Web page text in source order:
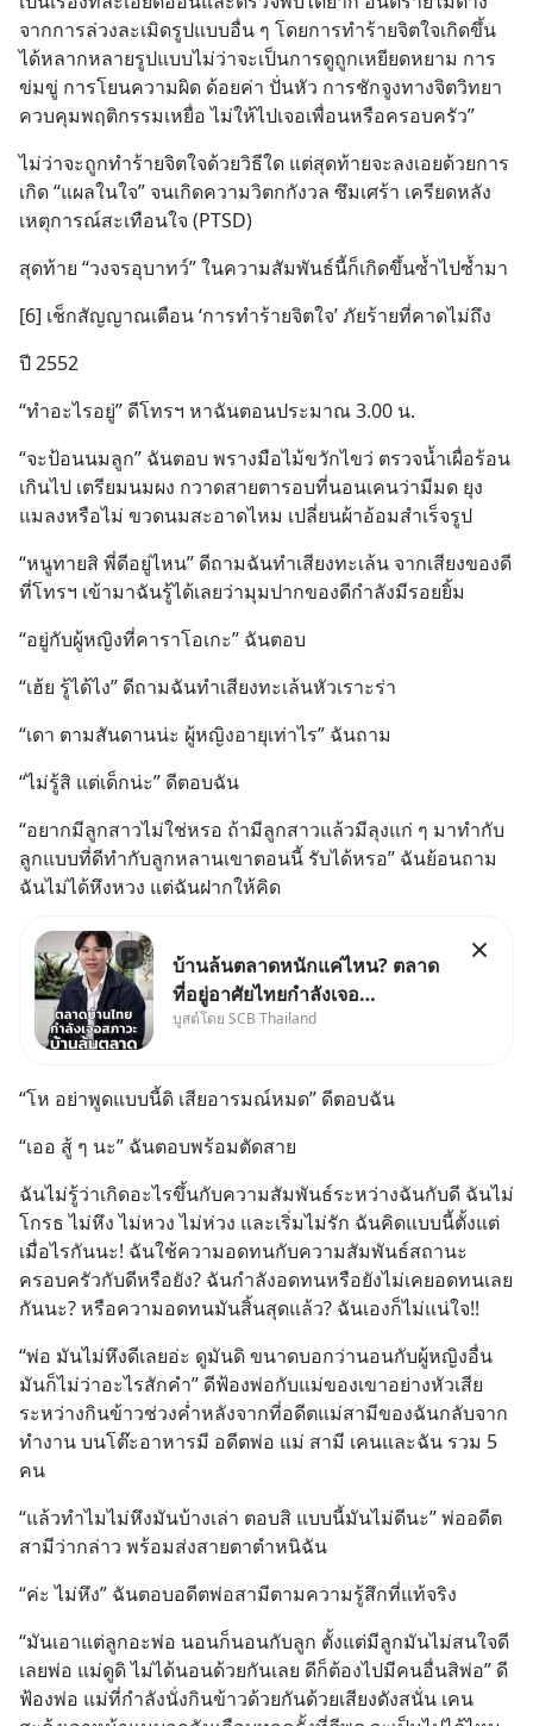
จากการล่วงละเมิดรูปแบบอื่น ๆ โดยการทำร้ายจิตใจเกิดขึ้น
ได้หลากหลายรูปแบบไม่ว่าจะเป็นการดูถูกเหยียดหยาม การ
ข่มขู่ การโยนความผิด ด้อยค่า ปั่นหัว การชักจูงทางจิตวิทยา
ควบคุมพฤติกรรมเหยื่อ ไม่ให้ไปเจอเพื่อนหรือครอบครัว”
ไม่ว่าจะถูกทำร้ายจิตใจด้วยวิธีใด แต่สุดท้ายจะลงเอยด้วยการ
เกิด “แผลในใจ” จนเกิดความวิตกกังวล ซึมเศร้า เครียดหลัง
เหตุการณ์สะเทือนใจ (PTSD)
สุดท้าย “วงจรอุบาทว์” ในความสัมพันธ์นี้ก็เกิดขึ้นซ้ำไปซ้ำมา
[6] เช็กสัญญาณเตือน ‘การทำร้ายจิตใจ’ ภัยร้ายที่คาดไม่ถึง
ปี 2552
“ทำอะไรอยู่” ดีโทรฯ หาฉันตอนประมาณ 3.00 น.
“จะป้อนนมลูก” ฉันตอบ พรางมือไม้ขวักไขว่ ตรวจน้ำเผื่อร้อน
เกินไป เตรียมนมผง กวาดสายตารอบที่นอนเคนว่ามีมด ยุง
แมลงหรือไม่ ขวดนมสะอาดไหม เปลี่ยนผ้าอ้อมสำเร็จรูป
“หนูทายสิ พี่ดีอยู่ไหน” ดีถามฉันทำเสียงทะเล้น จากเสียงของดี
ที่โทรฯ เข้ามาฉันรู้ได้เลยว่ามุมปากของดีกำลังมีรอยยิ้ม
“อยู่กับผู้หญิงที่คาราโอเกะ” ฉันตอบ
“เฮ้ย รู้ได้ไง” ดีถามฉันทำเสียงทะเล้นหัวเราะร่า
“เดา ตามสันดานน่ะ ผู้หญิงอายุเท่าไร” ฉันถาม
“ไม่รู้สิ แต่เด็กน่ะ” ดีตอบฉัน
“อยากมีลูกสาวไม่ใช่หรอ ถ้ามีลูกสาวแล้วมีลุงแก่ ๆ มาทำกับ
ลูกแบบที่ดีทำกับลูกหลานเขาตอนนี้ รับได้หรอ” ฉันย้อนถาม
ฉันไม่ได้หึงหวง แต่ฉันฝากให้คิด
บ้านล้นตลาดหนักแค่ไหน? ตลาด
ที่อยู่อาศัยไทยกำลังเจอ
Oversupply หนักกว่าที่คิด และ
#บ้านล้นตลาด #เศรษฐกิจไทย
#EICAround #SCBThailand
บูสต์โดย SCB Thailand
“โห อย่าพูดแบบนี้ดิ เสียอารมณ์หมด” ดีตอบฉัน
“เออ สู้ ๆ นะ” ฉันตอบพร้อมตัดสาย
ฉันไม่รู้ว่าเกิดอะไรขึ้นกับความสัมพันธ์ระหว่างฉันกับดี ฉันไม่
โกรธ ไม่หึง ไม่หวง ไม่ห่วง และเริ่มไม่รัก ฉันคิดแบบนี้ตั้งแต่
เมื่อไรกันนะ! ฉันใช้ความอดทนกับความสัมพันธ์สถานะ
ครอบครัวกับดีหรือยัง? ฉันกำลังอดทนหรือยังไม่เคยอดทนเลย
กันนะ? หรือความอดทนมันสิ้นสุดแล้ว? ฉันเองก็ไม่แน่ใจ!!
“พ่อ มันไม่หึงดีเลยอ่ะ ดูมันดิ ขนาดบอกว่านอนกับผู้หญิงอื่น
มันก็ไม่ว่าอะไรสักคำ” ดีฟ้องพ่อกับแม่ของเขาอย่างหัวเสีย
ระหว่างกินข้าวช่วงค่ำหลังจากที่อดีตแม่สามีของฉันกลับจาก
ทำงาน บนโต๊ะอาหารมี อดีตพ่อ แม่ สามี เคนและฉัน รวม 5
คน
“แล้วทำไมไม่หึงมันบ้างเล่า ตอบสิ แบบนี้มันไม่ดีนะ” พ่ออดีต
สามีว่ากล่าว พร้อมส่งสายตาตำหนิฉัน
“ค่ะ ไม่หึง” ฉันตอบอดีตพ่อสามีตามความรู้สึกที่แท้จริง
“มันเอาแต่ลูกอะพ่อ นอนก็นอนกับลูก ตั้งแต่มีลูกมันไม่สนใจดี
เลยพ่อ แม่ดูดิ ไม่ได้นอนด้วยกันเลย ดีก็ต้องไปมีคนอื่นสิพ่อ” ดี
ฟ้องพ่อ แม่ที่กำลังนั่งกินข้าวด้วยกันด้วยเสียงดังสนั่น เคน